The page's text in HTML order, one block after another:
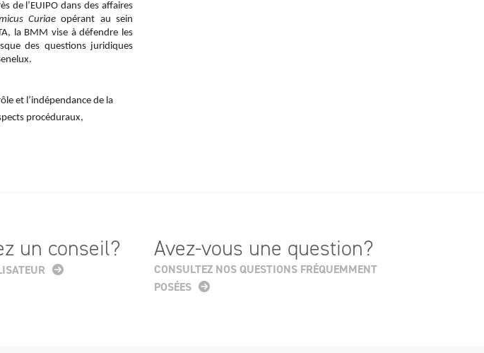
de l’EUIPO dans des affaires
Curiae opérant au sein
la BMM vise à défendre les
des questions juridiques
et l’indépendance de la
procéduraux,
un conseil? Avez-vous une question?
CONSULTEZ NOS QUESTIONS FRÉQUEMMENT
POSÉES